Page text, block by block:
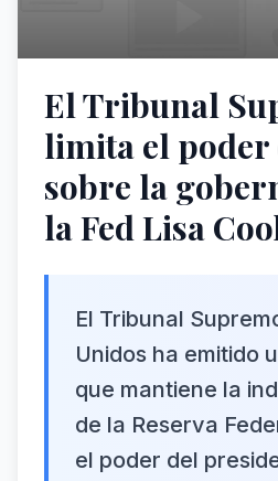
El Tribunal
limita el poder
sobre la
la Fed Lisa
El Tribunal
Unidos ha emitido
que mantiene la
de la Reserva
el poder del